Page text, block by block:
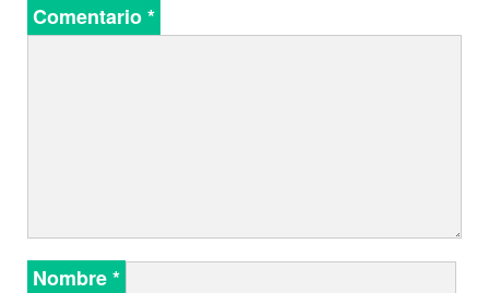
Comentario*
Nombre*